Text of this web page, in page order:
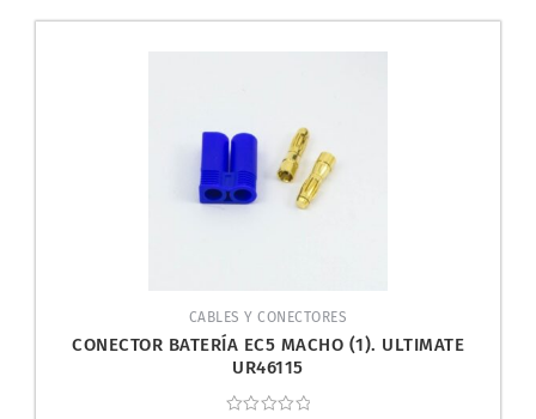
CABLES Y CONECTORES
CONECTOR BATERÍA EC5 MACHO (1). ULTIMATE
UR46115